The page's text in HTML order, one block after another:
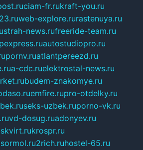
ciam-fr.rukraft-you.ru
web-explore.rurastenuya.ru
strah-news.rufreeride-team.ru
autostudiopro.ru
pornv.ruatlantpereezd.ru
a-cdc.ruelektrostal-news.ru
budem-znakomye.ru
emfire.rupro-otdelky.ru
seks-uzbek.ruporno-vk.ru
vd-dosug.ruadonyev.ru
krospr.ru
sormol.ru2rich.ruhostel-65.ru